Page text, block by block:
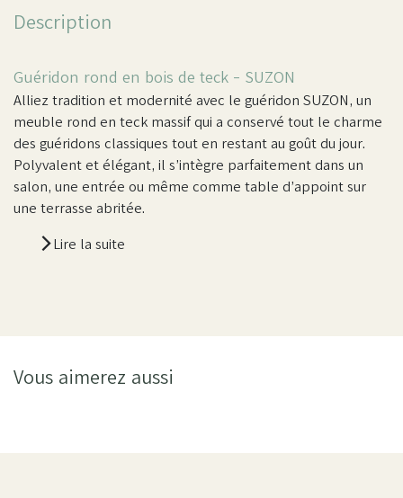
Description
Guéridon rond en bois de teck - SUZON
Alliez tradition et modernité avec le guéridon SUZON, un
meuble rond en teck massif qui a conservé tout le charme
des guéridons classiques tout en restant au goût du jour.
Polyvalent et élégant, il s’intègre parfaitement dans un
salon, une entrée ou même comme table d’appoint sur
une terrasse abritée.
Lire la suite
Vous aimerez aussi